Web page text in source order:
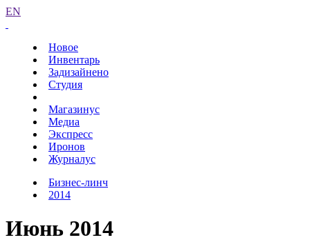
EN
Новое
Инвентарь
Задизайнено
Студия
Магазинус
Медиа
Экспресс
Иронов
Журналус
Бизнес-линч
2014
Июнь 2014